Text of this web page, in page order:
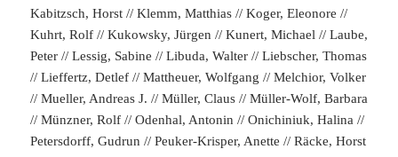
Kabitzsch, Horst // Klemm, Matthias // Koger, Eleonore //
Kuhrt, Rolf // Kukowsky, Jürgen // Kunert, Michael // Laube,
Peter // Lessig, Sabine // Libuda, Walter // Liebscher, Thomas
// Lieffertz, Detlef // Mattheuer, Wolfgang // Melchior, Volker
// Mueller, Andreas J. // Müller, Claus // Müller-Wolf, Barbara
// Münzner, Rolf // Odenhal, Antonin // Onichiniuk, Halina //
Petersdorff, Gudrun // Peuker-Krisper, Anette // Räcke, Horst